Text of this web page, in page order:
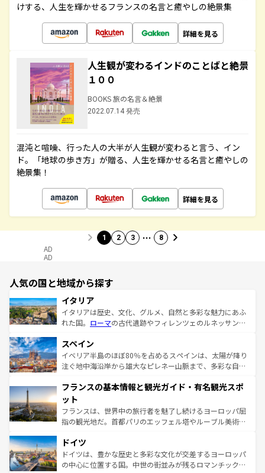
けする、人生を輝かせるフランスの名言と癒やしの絶景集
詳細を見る
人生観が変わるインドのことばと絶景
１００
BOOKS 旅の名言＆絶景
2022.07.14 発売
混沌と喧噪、行った人の大半が人生観が変わると言う、イン
ド。「地球の歩き方」が贈る、人生を輝かせる名言と癒やしの
絶景集！
詳細を見る
1 2 3 … 8
AD
AD
人気の国と地域から探す
イタリア
イタリアは歴史、文化、グルメ、自然と多彩な魅力にあふ
れた国。 ローマの古代遺跡やフィレンツェのルネッサンス
ろん、トスカーナの美しい田園風景やアマルフィ海岸の絶
景など、自然景観も見逃せない。観光の合間には、本場の
ピザやパスタなど、絶品のイタリア料理を堪能することも
ませてくれるイタリアで、忘れられない旅をしてみよう！
なお、新着のイタリア情報は
しい。
スペイン
イベリア半島のほぼ80％を占めるスペインは、太陽が降り
注ぐ地中海沿岸から雄大なピレネー山脈まで、多彩な自然
文化が根付くこの国では、情熱的なフラメンコ、熱気あふ
れる闘牛、そして美味しいタパスが生活の一部となってい
る。首都マドリードの洗練された雰囲気や、バルセロナの
アートに溢れた街角から、地方では古代ローマ遺跡や中世
せる。地方によって風土や気候が異なるスペインはその個
性で訪れる人を魅了する。 なお、新着のスペイン情報は コ
ンテンツ一覧を参照してほしい。
フランスの基本情報と観光ガイド・有名観光スポ
ット
フランスは、世界中の旅行者を魅了し続けるヨーロッパ屈
指の観光地だ。首都パリのエッフェル塔やルーブル美術館
で、幅広い魅力が詰まっている。華麗な宮殿、歴史的な大
聖堂、美しいビーチ、そして豊かな自然が、訪れる者を心
から魅了する。また、フランスは美食の国としても知ら
ドイツ
ドイツは、豊かな歴史と多彩な文化が交差するヨーロッパ
の中心に位置する国。中世の街並みが残るロマンチック街